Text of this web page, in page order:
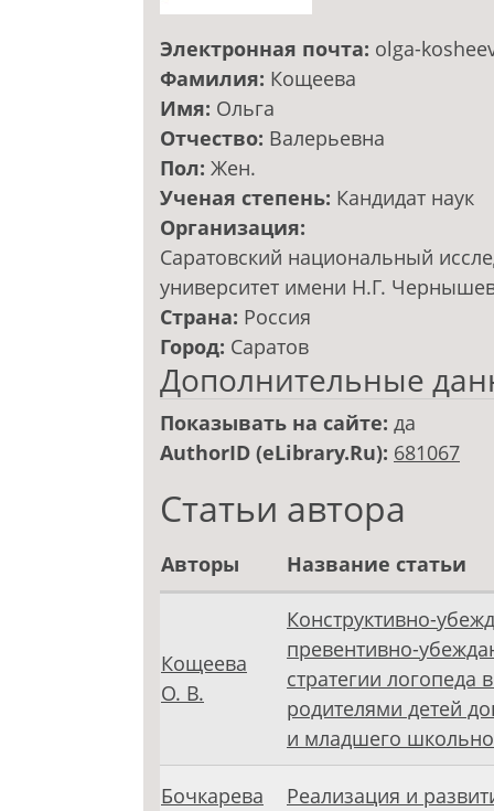
Электронная почта: olga-
Фамилия: Кощеева
Имя: Ольга
Отчество: Валерьевна
Пол: Жен.
Ученая степень: Кандидат наук
Организация:
Саратовский национальный
университет имени Н.Г.
Страна: Россия
Город: Саратов
Дополнительные
Показывать на сайте: да
AuthorID (eLibrary.Ru): 681067
Статьи автора
Авторы Название статьи
Кощеева
О. В.
Конструктивно-
превентивно-
стратегии логопеда
родителями детей
и младшего
Бочкарева
Реализация и